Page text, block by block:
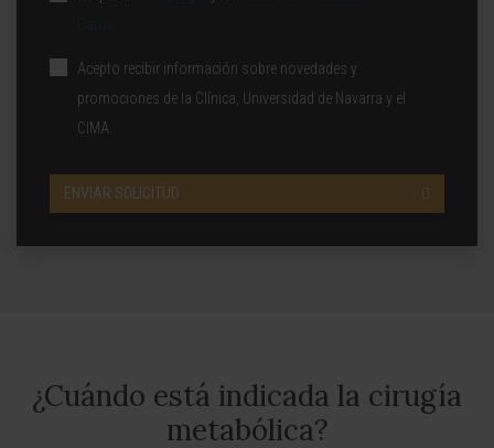
Acepto recibir información sobre novedades y
promociones de la Clínica, Universidad de Navarra y el
CIMA.
ENVIAR SOLICITUD
¿Cuándo está indicada la cirugía
metabólica?